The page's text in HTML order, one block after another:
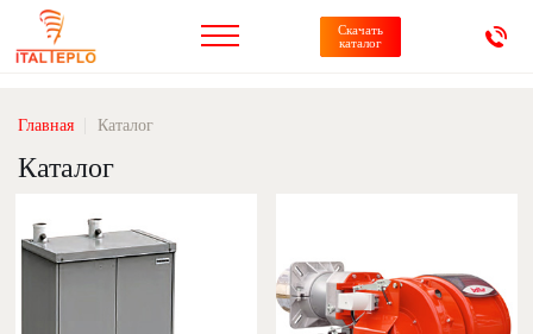
Скачать
каталог
Главная Каталог
Каталог